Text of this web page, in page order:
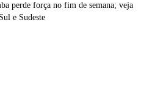
perde força no fim de semana; veja
e Sudeste